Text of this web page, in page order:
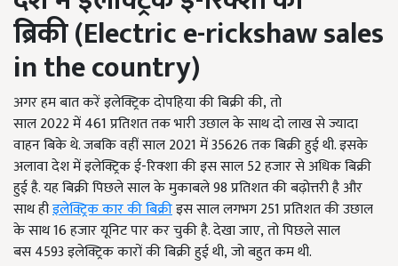
ब्रिकी(Electric e-rickshaw sales
in the country)
अगर हम बात करें इलेक्ट्रिक दोपहिया की बिक्री की, तो
साल 2022 में 461 प्रतिशत तक भारी उछाल के साथ दो लाख से ज्यादा
वाहन बिके थे. जबकि वहीं साल 2021 में 35626 तक बिक्री हुई थी. इसके
अलावा देश में इलेक्ट्रिक ई-रिक्शा की इस साल 52 हजार से अधिक बिक्री
हुई है. यह बिक्री पिछले साल के मुकाबले 98 प्रतिशत की बढ़ोत्तरी है और
साथ हीइलेक्ट्रिक कार की बिक्रीइस साल लगभग 251 प्रतिशत की उछाल
के साथ 16 हजार यूनिट पार कर चुकी है. देखा जाए, तो पिछले साल
बस 4593 इलेक्ट्रिक कारों की बिक्री हुई थी, जो बहुत कम थी.